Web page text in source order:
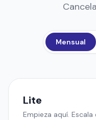
Mensual
Lite
Empieza aquí.